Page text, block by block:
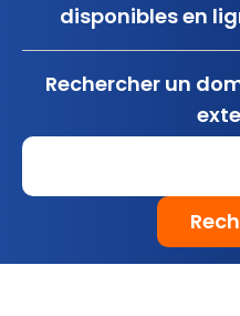
disponibles en
Rechercher un